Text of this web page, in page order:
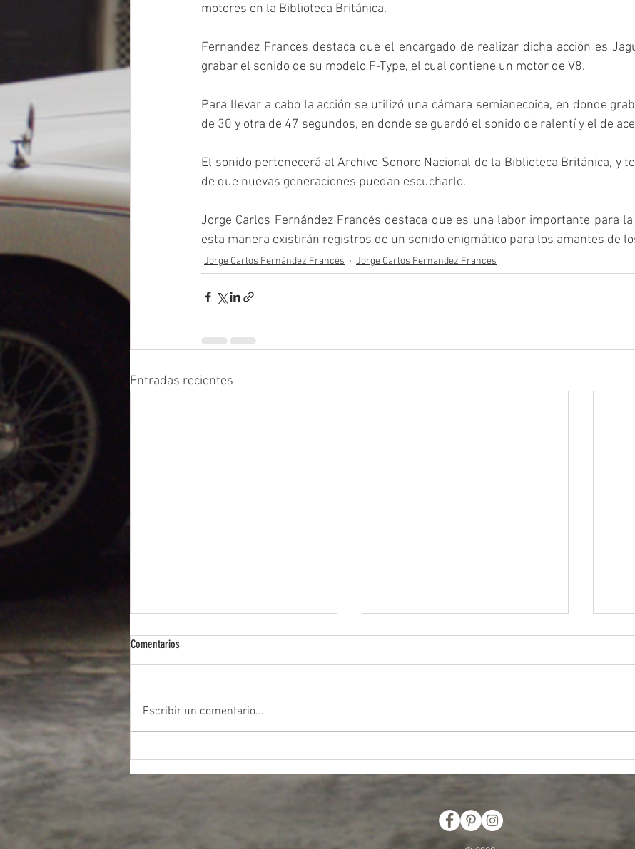
motores en la Biblioteca Británica.
Fernandez Frances destaca que el encargado de realizar dicha acción es
grabar el sonido de su modelo F-Type, el cual contiene un motor de V8.
Para llevar a cabo la acción se utilizó una cámara semianecoica, en donde
de 30 y otra de 47 segundos, en donde se guardó el sonido de ralentí y el de
El sonido pertenecerá al Archivo Sonoro Nacional de la Biblioteca Británica, y
de que nuevas generaciones puedan escucharlo.
Jorge Carlos Fernández Francés destaca que es una labor importante para
esta manera existirán registros de un sonido enigmático para los amantes de
Jorge Carlos Fernández Francés Jorge Carlos Fernandez Frances
Entradas recientes
Comentarios
Escribir un comentario...